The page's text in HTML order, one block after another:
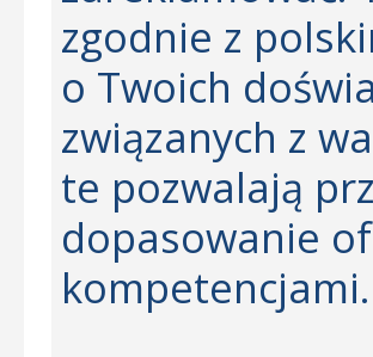
zgodnie z
o Twoich
związanych z
te pozwalają
dopasowanie
kompetencjami.